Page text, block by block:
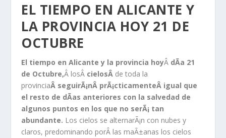
EL TIEMPO EN ALICANTE Y
LA PROVINCIA HOY 21 DE
OCTUBRE
El tiempo en Alicante y la provincia hoyÂ dÃ­a 21
de Octubre,Â losÂ cielosÂ de toda la
provinciaÂ seguirÃ¡nÂ prÃ¡cticamenteÂ igual que
el resto de dÃ­as anteriores con la salvedad de
algunos puntos en los que no serÃ¡ tan
abundante. Los cielos se alternarÃ¡n con nubes y
claros, predominando porÂ las maÃ±anas los cielos